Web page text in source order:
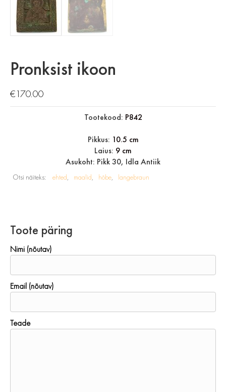
Pronksist ikoon
€170.00
Tootekood: P842
Pikkus: 10.5 cm
Laius: 9 cm
Asukoht: Pikk 30, Idla Antiik
Otsi näiteks: ehted maalid hõbe langebraun
Toote päring
Nimi (nõutav)
Email (nõutav)
Teade